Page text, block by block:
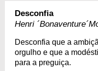
Desconfia
Henri
Desconfia que a
orgulho e que a
para a preguiça.